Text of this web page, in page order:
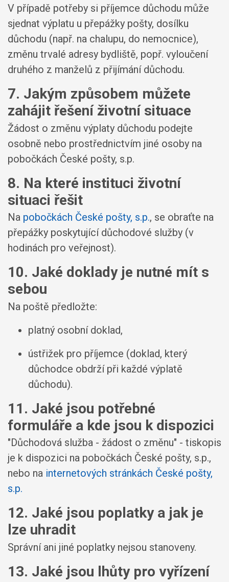
V případě potřeby si příjemce důchodu může
sjednat výplatu u přepážky pošty, dosílku
důchodu (např. na chalupu, do nemocnice),
změnu trvalé adresy bydliště, popř. vyloučení
druhého z manželů z přijímání důchodu.
7. Jakým způsobem můžete
zahájit řešení životní situace
Žádost o změnu výplaty důchodu podejte
osobně nebo prostřednictvím jiné osoby na
pobočkách České pošty, s.p.
8. Na které instituci životní
situaci řešit
Na pobočkách České pošty, s.p., se obraťte na
přepážky poskytující důchodové služby (v
hodinách pro veřejnost).
10. Jaké doklady je nutné mít s
sebou
Na poště předložte:
platný osobní doklad,
ústřižek pro příjemce (doklad, který
důchodce obdrží při každé výplatě
důchodu).
11. Jaké jsou potřebné
formuláře a kde jsou k dispozici
"Důchodová služba - žádost o změnu" - tiskopis
je k dispozici na pobočkách České pošty, s.p.,
nebo na internetových stránkách České pošty,
s.p.
12. Jaké jsou poplatky a jak je
lze uhradit
Správní ani jiné poplatky nejsou stanoveny.
13. Jaké jsou lhůty pro vyřízení